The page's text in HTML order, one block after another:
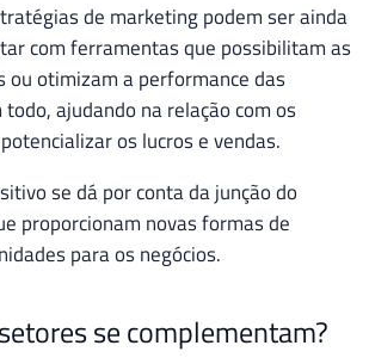
de marketing podem ser ainda
com ferramentas que possibilitam as
ou otimizam a performance das
ajudando na relação com os
os lucros e vendas.
se dá por conta da junção do
proporcionam novas formas de
para os negócios.
se complementam?